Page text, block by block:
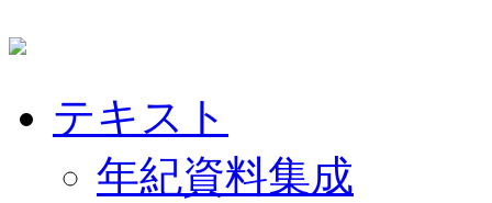
テキスト
年紀資料集成